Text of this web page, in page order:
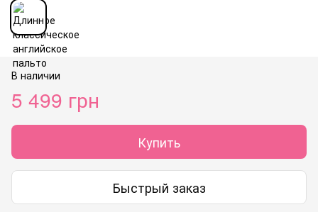
В наличии
5 499 грн
Купить
Быстрый заказ